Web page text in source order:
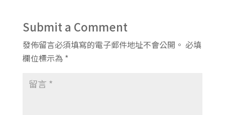
Submit a Comment
發佈留言必須填寫的電子郵件地址不會公開。 必填
欄位標示為 *